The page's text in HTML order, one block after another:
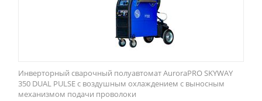
Инверторный сварочный полуавтомат AuroraPRO SKYWAY
350 DUAL PULSE с воздушным охлаждением c выносным
механизмом подачи проволоки